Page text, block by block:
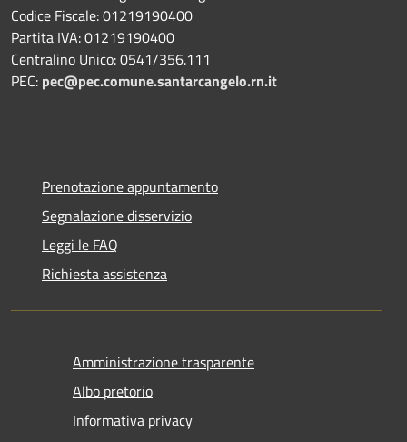
Codice Fiscale: 01219190400
Partita IVA: 01219190400
Centralino Unico: 0541/356.111
PEC: pec@pec.comune.santarcangelo.rn.it
Prenotazione appuntamento
Segnalazione disservizio
Leggi le FAQ
Richiesta assistenza
Amministrazione trasparente
Albo pretorio
Informativa privacy